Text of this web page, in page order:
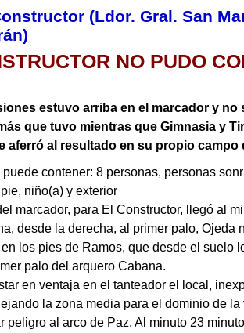
(Ldor. Gral. San
NO PUDO
estuvo arriba en el marcador y no
que tuvo mientras que Gimnasia y
aferró al resultado en su propio campo
marcador, para El Constructor, llegó al
desde la derecha, al primer palo, Ojeda
los pies de Ramos, que desde el suelo
palo del arquero Cabana.
en ventaja en el tanteador el local,
la zona media para el dominio de
peligro al arco de Paz. Al minuto 23